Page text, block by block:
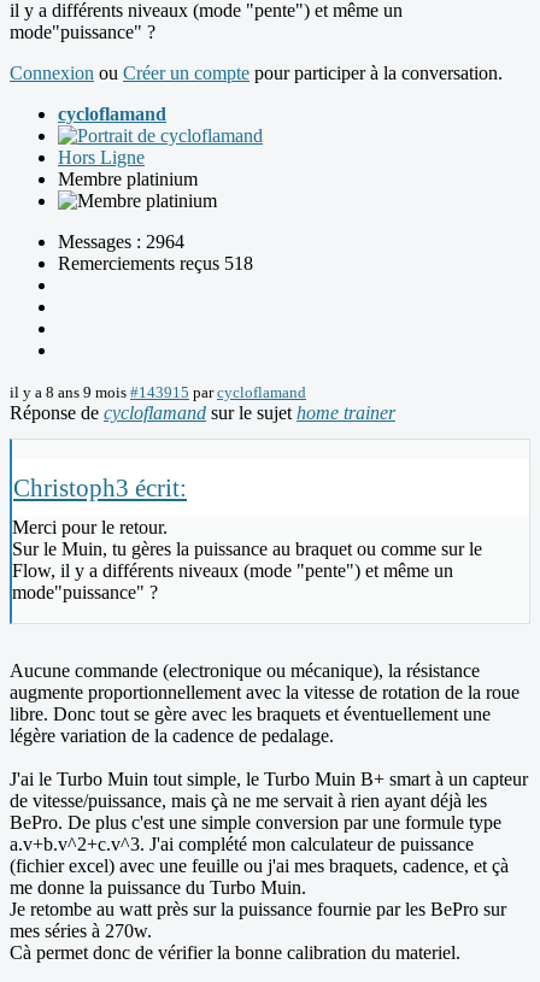
il y a différents niveaux (mode "pente") et même un
mode"puissance" ?
Connexion ou Créer un compte pour participer à la conversation.
cycloflamand
Hors Ligne
Membre platinium
Messages : 2964
Remerciements reçus 518
il y a 8 ans 9 mois #143915 parcycloflamand
Réponse de cycloflamand sur le sujet home trainer
Christoph3 écrit:
Merci pour le retour.
Sur le Muin, tu gères la puissance au braquet ou comme sur le
Flow, il y a différents niveaux (mode "pente") et même un
mode"puissance" ?
Aucune commande (electronique ou mécanique), la résistance
augmente proportionnellement avec la vitesse de rotation de la roue
libre. Donc tout se gère avec les braquets et éventuellement une
légère variation de la cadence de pedalage.
J'ai le Turbo Muin tout simple, le Turbo Muin B+ smart à un capteur
de vitesse/puissance, mais çà ne me servait à rien ayant déjà les
BePro. De plus c'est une simple conversion par une formule type
a.v+b.v^2+c.v^3. J'ai complété mon calculateur de puissance
(fichier excel) avec une feuille ou j'ai mes braquets, cadence, et çà
me donne la puissance du Turbo Muin.
Je retombe au watt près sur la puissance fournie par les BePro sur
mes séries à 270w.
Cà permet donc de vérifier la bonne calibration du materiel.